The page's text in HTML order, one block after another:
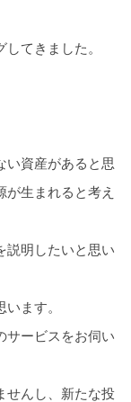
てきました。
い資産があると思
生まれると考え
説明したいと思い
ます。
サービスをお伺い
せんし、新たな投